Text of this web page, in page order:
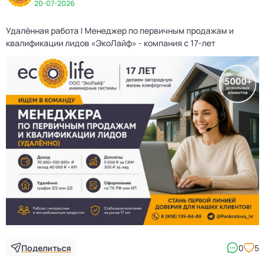
20-07-2026
Удалённая работа | Менеджер по первичным продажам и
квалификации лидов «ЭкоЛайф» - компания с 17-лет
Поделиться 0 5